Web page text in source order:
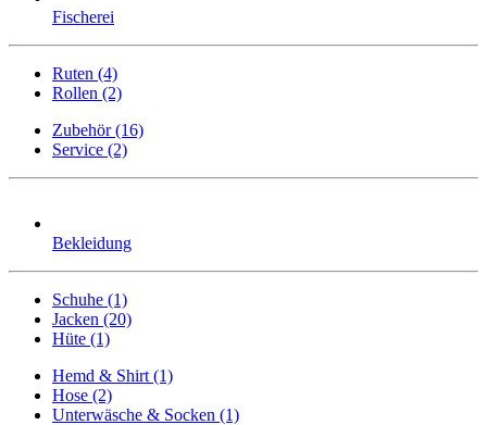
Fischerei
Ruten (4)
Rollen (2)
Zubehör (16)
Service (2)
Bekleidung
Schuhe (1)
Jacken (20)
Hüte (1)
Hemd & Shirt (1)
Hose (2)
Unterwäsche & Socken (1)